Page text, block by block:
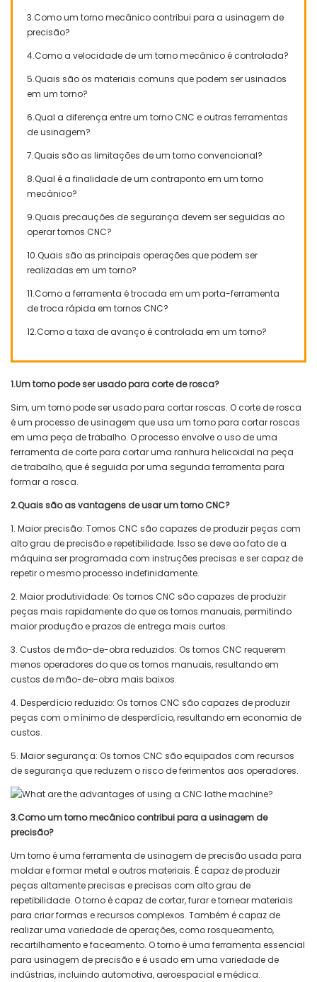
3.Como um torno mecânico contribui para a usinagem de
precisão?
4.Como a velocidade de um torno mecânico é controlada?
5.Quais são os materiais comuns que podem ser usinados
em um torno?
6.Qual a diferença entre um torno CNC e outras ferramentas
de usinagem?
7.Quais são as limitações de um torno convencional?
8.Qual é a finalidade de um contraponto em um torno
mecânico?
9.Quais precauções de segurança devem ser seguidas ao
operar tornos CNC?
10.Quais são as principais operações que podem ser
realizadas em um torno?
11.Como a ferramenta é trocada em um porta-ferramenta
de troca rápida em tornos CNC?
12.Como a taxa de avanço é controlada em um torno?
1.Um torno pode ser usado para corte de rosca?
Sim, um torno pode ser usado para cortar roscas. O corte de rosca
é um processo de usinagem que usa um torno para cortar roscas
em uma peça de trabalho. O processo envolve o uso de uma
ferramenta de corte para cortar uma ranhura helicoidal na peça
de trabalho, que é seguida por uma segunda ferramenta para
formar a rosca.
2.Quais são as vantagens de usar um torno CNC?
1. Maior precisão: Tornos CNC são capazes de produzir peças com
alto grau de precisão e repetibilidade. Isso se deve ao fato de a
máquina ser programada com instruções precisas e ser capaz de
repetir o mesmo processo indefinidamente.
2. Maior produtividade: Os tornos CNC são capazes de produzir
peças mais rapidamente do que os tornos manuais, permitindo
maior produção e prazos de entrega mais curtos.
3. Custos de mão-de-obra reduzidos: Os tornos CNC requerem
menos operadores do que os tornos manuais, resultando em
custos de mão-de-obra mais baixos.
4. Desperdício reduzido: Os tornos CNC são capazes de produzir
peças com o mínimo de desperdício, resultando em economia de
custos.
5. Maior segurança: Os tornos CNC são equipados com recursos
de segurança que reduzem o risco de ferimentos aos operadores.
3.Como um torno mecânico contribui para a usinagem de
precisão?
Um torno é uma ferramenta de usinagem de precisão usada para
moldar e formar metal e outros materiais. É capaz de produzir
peças altamente precisas e precisas com alto grau de
repetibilidade. O torno é capaz de cortar, furar e tornear materiais
para criar formas e recursos complexos. Também é capaz de
realizar uma variedade de operações, como rosqueamento,
recartilhamento e faceamento. O torno é uma ferramenta essencial
para usinagem de precisão e é usado em uma variedade de
indústrias, incluindo automotiva, aeroespacial e médica.